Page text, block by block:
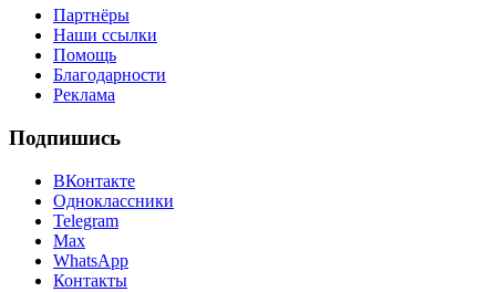
Партнёры
Наши ссылки
Помощь
Благодарности
Реклама
Подпишись
ВКонтакте
Одноклассники
Telegram
Max
WhatsApp
Контакты